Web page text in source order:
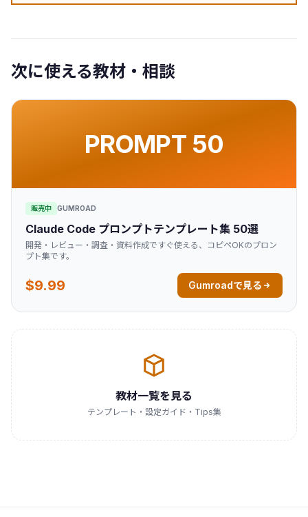
次に使える教材・相談
PROMPT 50
販売中 GUMROAD
Claude Code プロンプトテンプレート集 50選
開発・レビュー・調査・資料作成ですぐ使える、コピペOKのプロン
プト集です。
$9.99 Gumroadで見る
教材一覧を見る
テンプレート・設定ガイド・Tips集